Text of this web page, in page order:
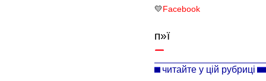
💛Facebook
п»ї
читайте у цій рубриці